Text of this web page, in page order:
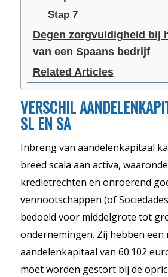
Stap 7
Degen zorgvuldigheid bij
van een Spaans bedrijf
Related Articles
VERSCHIL
SL EN SA
Inbreng van aandelenkapitaal
breed scala aan activa,
kredietrechten en onroerend
vennootschappen (of
bedoeld voor middelgrote tot
ondernemingen. Zij hebben een
aandelenkapitaal van 60.102
moet worden gestort bij de